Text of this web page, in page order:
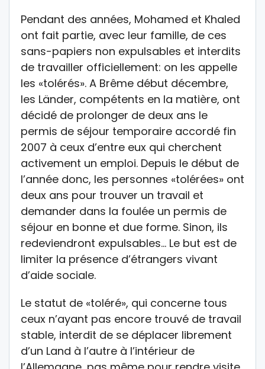
Pendant des années, Mohamed et Khaled
ont fait partie, avec leur famille, de ces
sans-papiers non expulsables et interdits
de travailler officiellement: on les appelle
les «tolérés». A Brême début décembre,
les Länder, compétents en la matière, ont
décidé de prolonger de deux ans le
permis de séjour temporaire accordé fin
2007 à ceux d’entre eux qui cherchent
activement un emploi. Depuis le début de
l’année donc, les personnes «tolérées» ont
deux ans pour trouver un travail et
demander dans la foulée un permis de
séjour en bonne et due forme. Sinon, ils
redeviendront expulsables… Le but est de
limiter la présence d’étrangers vivant
d’aide sociale.
Le statut de «toléré», qui concerne tous
ceux n’ayant pas encore trouvé de travail
stable, interdit de se déplacer librement
d’un Land à l’autre à l’intérieur de